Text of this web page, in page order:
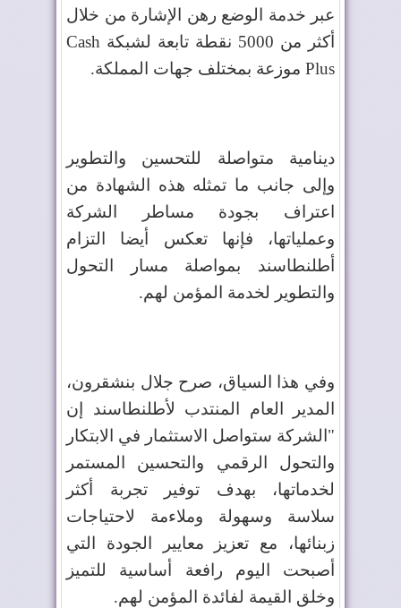
عبر خدمة الوضع رهن الإشارة من خلال
أكثر من 5000 نقطة تابعة لشبكة
Cash
Plus موزعة بمختلف جهات المملكة.
دينامية متواصلة للتحسين والتطوير
وإلى جانب ما تمثله هذه الشهادة من
اعتراف بجودة مساطر الشركة
وعملياتها، فإنها تعكس أيضا التزام
أطلنطاسند بمواصلة مسار التحول
والتطوير لخدمة المؤمن لهم.
وفي هذا السياق، صرح جلال بنشقرون،
المدير العام المنتدب لأطلنطاسند إن
"الشركة ستواصل الاستثمار في الابتكار
والتحول الرقمي والتحسين المستمر
لخدماتها، بهدف توفير تجربة أكثر
سلاسة وسهولة وملاءمة لاحتياجات
زبنائها، مع تعزيز معايير الجودة التي
أصبحت اليوم رافعة أساسية للتميز
وخلق القيمة لفائدة المؤمن لهم.